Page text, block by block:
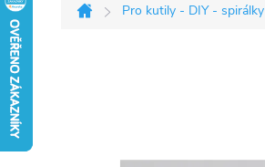
Domů
Pro kutily - DIY -